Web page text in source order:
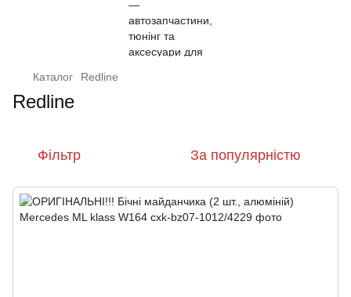
Каталог Redline
Redline
Фільтр За популярністю